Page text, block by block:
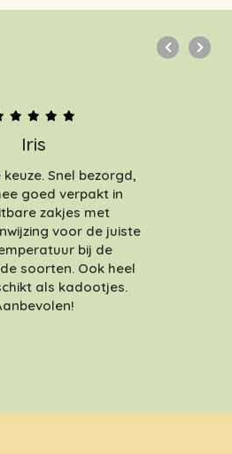
Iris
Snel bezorgd,
goed verpakt in
zakjes met
voor de juiste
bij de
soorten. Ook heel
als kadootjes.